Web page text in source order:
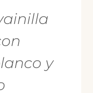
y